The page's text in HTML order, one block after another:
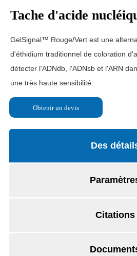
Tache d'acide
Obtenir un devis
Des
Citations